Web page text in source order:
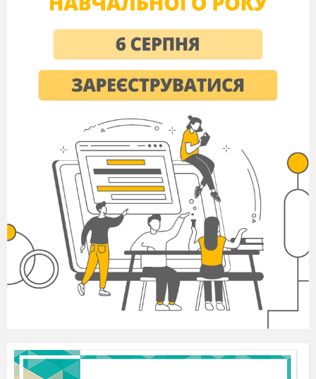
Prof. – Merci, mes enfants Notre sapin est si beau! Et sans
cadeaux pour les enfants sages?
Classe:le Père Noёl!
Prof.: Savez-vous que le Père Noёl français a beaucoup de
res dans le monde entier?
re Noёl».
Учні слухають текст і відповідають на питання:
Est-ce que le Père Noёl a beaucoup de fr
res?
Où
habitent – ils?
Comment s`appelle son fr è re en Ukraine?
en Angletterre et en Amérique?
en Itali
en Panama?
Comment sont-ils?
Qu`est-ce qu`ils apportent pour les enfants sages?
Фізкультхвилинка
Презентація «Улюблені новорічні свята».
Prof.: Et maintenant regardons la pr